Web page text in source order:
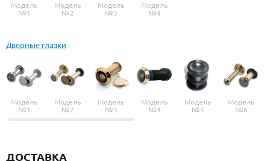
Модель
№1
Модель
№2
Модель
№3
Модель
№4
Дверные глазки
Модель
№1
Модель
№2
Модель
№3
Модель
№4
Модель
№5
Модель
№6
ДОСТАВКА